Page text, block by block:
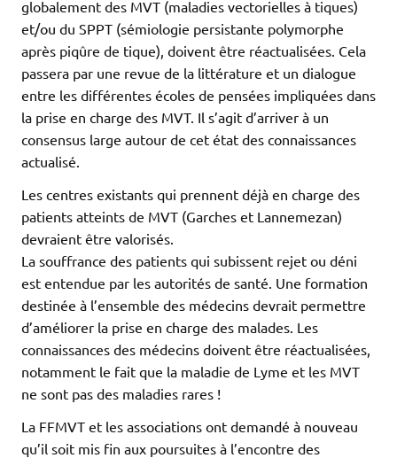
globalement des MVT (maladies vectorielles à tiques)
et/ou du SPPT (sémiologie persistante polymorphe
après piqûre de tique), doivent être réactualisées. Cela
passera par une revue de la littérature et un dialogue
entre les différentes écoles de pensées impliquées dans
la prise en charge des MVT. Il s’agit d’arriver à un
consensus large autour de cet état des connaissances
actualisé.
Les centres existants qui prennent déjà en charge des
patients atteints de MVT (Garches et Lannemezan)
devraient être valorisés.
La souffrance des patients qui subissent rejet ou déni
est entendue par les autorités de santé. Une formation
destinée à l’ensemble des médecins devrait permettre
d’améliorer la prise en charge des malades. Les
connaissances des médecins doivent être réactualisées,
notamment le fait que la maladie de Lyme et les MVT
ne sont pas des maladies rares !
La FFMVT et les associations ont demandé à nouveau
qu’il soit mis fin aux poursuites à l’encontre des